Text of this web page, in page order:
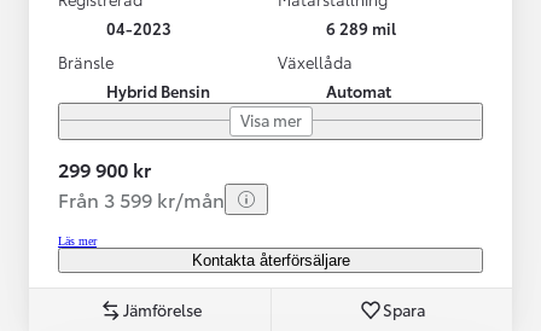
04-2023
6 289 mil
Bränsle
Hybrid Bensin
Växellåda
Automat
Visa mer
299 900 kr
Från 3 599 kr/mån
Läs mer
Kontakta återförsäljare
Jämförelse Spara